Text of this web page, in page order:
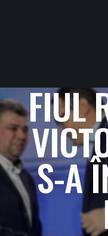
FIUL
S-A